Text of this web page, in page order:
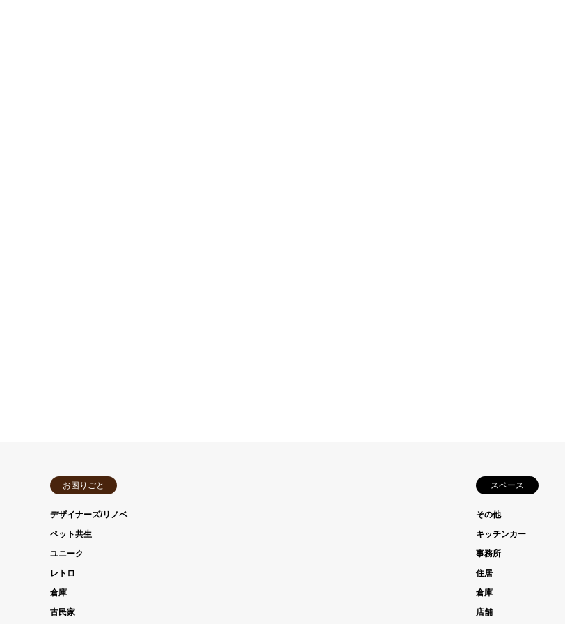
お困りごと
デザイナーズ/リノベ
ペット共生
ユニーク
レトロ
倉庫
古民家
スペース
その他
キッチンカー
事務所
住居
倉庫
店舗